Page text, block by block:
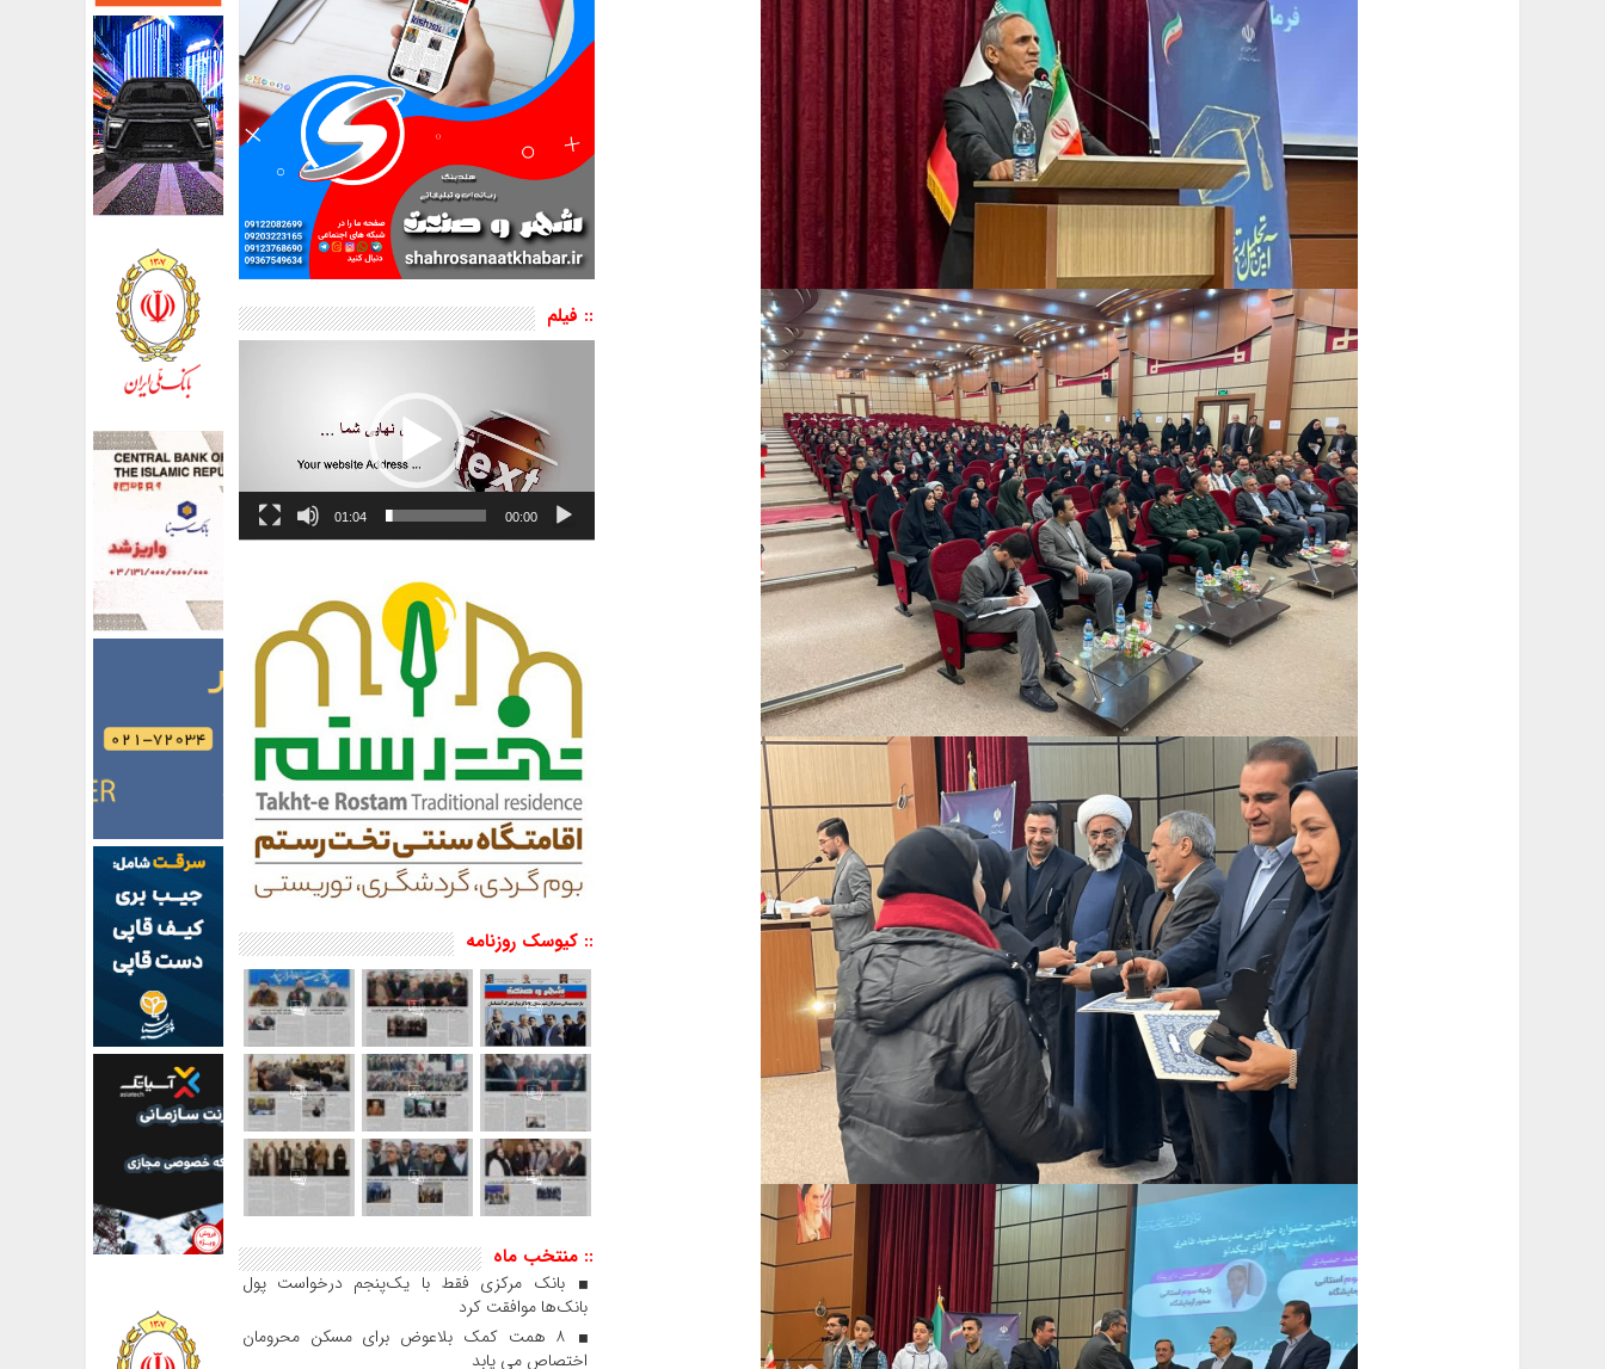
:: فیلم
نمایشگر
00:00
01:04
:: کیوسک روزنامه
:: منتخب ماه
بانک مرکزی فقط با یک‌‎پنجم درخواست پول
بانک‌ها موافقت کرد
۸ همت کمک بلاعوض برای مسکن محرومان
اختصاص می یابد